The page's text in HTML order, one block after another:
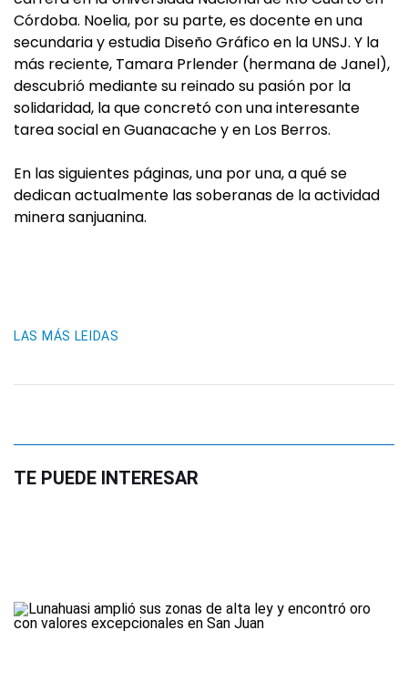
Córdoba. Noelia, por su parte, es docente en una
secundaria y estudia Diseño Gráfico en la UNSJ. Y la
más reciente, Tamara Prlender (hermana de Janel),
descubrió mediante su reinado su pasión por la
solidaridad, la que concretó con una interesante
tarea social en Guanacache y en Los Berros.
En las siguientes páginas, una por una, a qué se
dedican actualmente las soberanas de la actividad
minera sanjuanina.
LAS MÁS LEIDAS
TE PUEDE INTERESAR